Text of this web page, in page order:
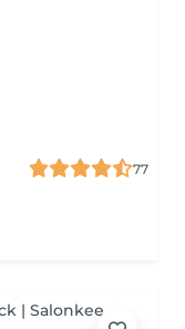
77